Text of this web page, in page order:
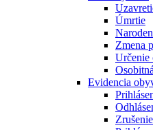
Úmrtie
Zmena
Určenie
Evidencia